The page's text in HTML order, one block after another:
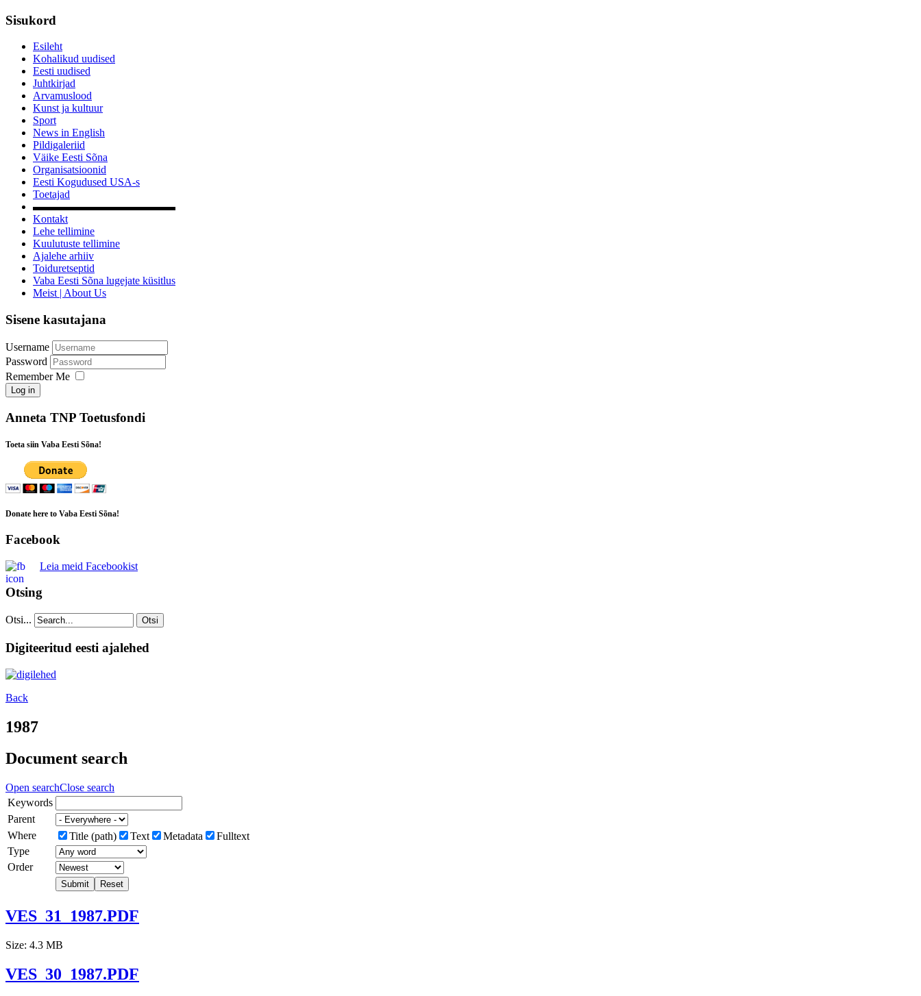
Sisukord
Esileht
Kohalikud uudised
Eesti uudised
Juhtkirjad
Arvamuslood
Kunst ja kultuur
Sport
News in English
Pildigaleriid
Väike Eesti Sõna
Organisatsioonid
Eesti Kogudused USA-s
Toetajad
▬▬▬▬▬▬▬▬▬▬▬▬▬
Kontakt
Lehe tellimine
Kuulutuste tellimine
Ajalehe arhiiv
Toiduretseptid
Vaba Eesti Sõna lugejate küsitlus
Meist | About Us
Sisene kasutajana
Username
Password
Remember Me
Log in
Anneta TNP Toetusfondi
Toeta siin Vaba Eesti Sõna!
Donate here to Vaba Eesti Sõna!
Facebook
Leia meid Facebookist
Otsing
Otsi... Otsi
Digiteeritud eesti ajalehed
Back
1987
Document search
Open searchClose search
Keywords
Parent
Where
Title (path) Text Metadata
Fulltext
Type
Order
Submit Reset
VES_31_1987.PDF
Size: 4.3 MB
VES_30_1987.PDF